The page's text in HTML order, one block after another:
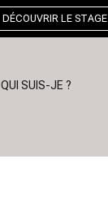
DÉCOUVRIR LE STAGE
QUI SUIS-JE ?